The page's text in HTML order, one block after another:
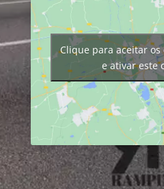
Clique para aceitar
e ativar este